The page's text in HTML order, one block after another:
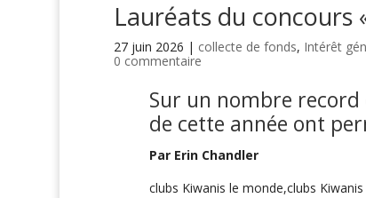
Lauréats du concours
27 juin 2026 | collecte de fonds, Intérêt
0 commentaire
Sur un nombre
de cette année ont
Par Erin Chandler
clubs Kiwanis le monde,clubs